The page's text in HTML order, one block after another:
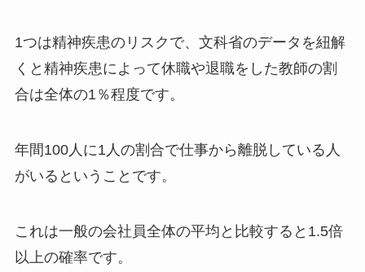
1つは精神疾患のリスクで、文科省のデータを紐解
くと精神疾患によって休職や退職をした教師の割
合は全体の1％程度です。
年間100人に1人の割合で仕事から離脱している人
がいるということです。
これは一般の会社員全体の平均と比較すると1.5倍
以上の確率です。